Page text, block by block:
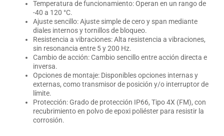
Temperatura de funcionamiento: Operan en un rango de
-40 a 120 °C.
Ajuste sencillo: Ajuste simple de cero y span mediante
diales internos y tornillos de bloqueo.
Resistencia a vibraciones: Alta resistencia a vibraciones,
sin resonancia entre 5 y 200 Hz.
Cambio de acción: Cambio sencillo entre acción directa e
inversa.
Opciones de montaje: Disponibles opciones internas y
externas, como transmisor de posición y/o interruptor de
límite.
Protección: Grado de protección IP66, Tipo 4X (FM), con
recubrimiento en polvo de epoxi poliéster para resistir la
corrosión.